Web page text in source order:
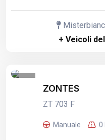
+ Veicoli
ZONTES
ZT 703 F
Manuale 0